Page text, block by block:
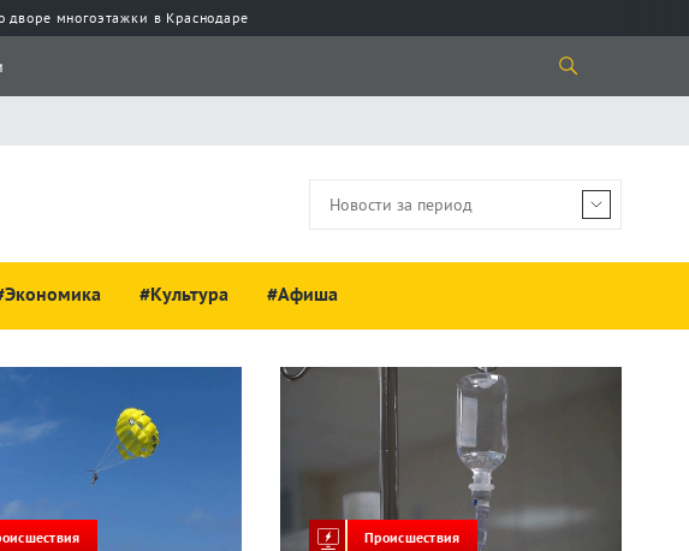
многоэтажки в Краснодаре
#Культура #Афиша
Происшествия